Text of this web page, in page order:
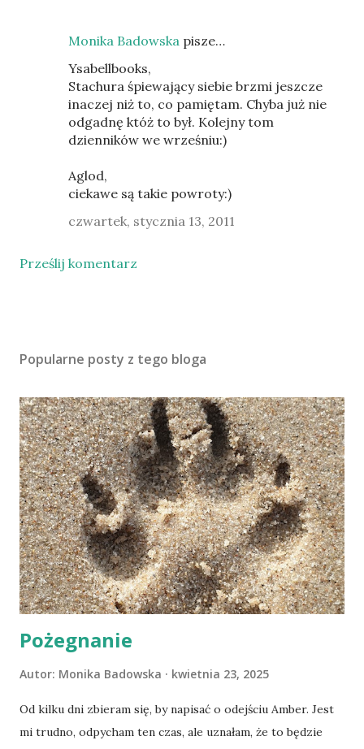
Monika Badowska pisze…
Ysabellbooks,
Stachura śpiewający siebie brzmi jeszcze
inaczej niż to, co pamiętam. Chyba już nie
odgadnę któż to był. Kolejny tom
dzienników we wrześniu:)
Aglod,
ciekawe są takie powroty:)
czwartek, stycznia 13, 2011
Prześlij komentarz
Popularne posty z tego bloga
Pożegnanie
Autor: Monika Badowska kwietnia 23, 2025
Od kilku dni zbieram się, by napisać o odejściu Amber. Jest
mi trudno, odpycham ten czas, ale uznałam, że to będzie